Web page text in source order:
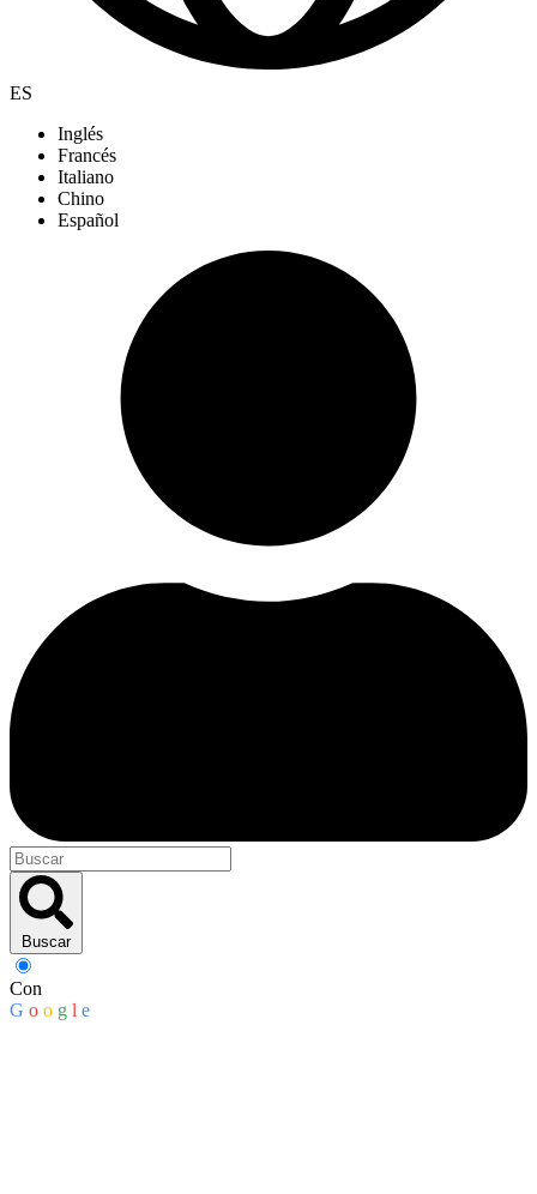
ES
Inglés
Francés
Italiano
Chino
Español
Buscar
Con
G o o g l e